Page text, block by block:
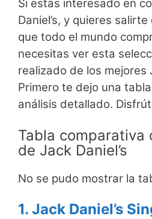
Si estás interesado en
Daniel’s, y quieres
que todo el mundo
necesitas ver esta
realizado de los mejores
Primero te dejo una
análisis detallado.
Tabla comparativa
de Jack Daniel’s
No se pudo mostrar la
1. Jack Daniel’s